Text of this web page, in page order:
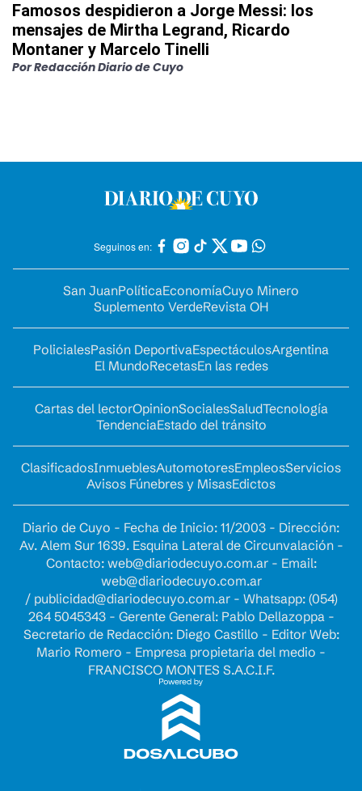
Famosos despidieron a Jorge Messi: los
mensajes de Mirtha Legrand, Ricardo
Montaner y Marcelo Tinelli
PorRedacción Diario de Cuyo
Seguinos en:
San JuanPolíticaEconomíaCuyo Minero
Suplemento VerdeRevista OH
PolicialesPasión DeportivaEspectáculosArgentina
El MundoRecetasEn las redes
Cartas del lectorOpinionSocialesSaludTecnología
TendenciaEstado del tránsito
ClasificadosInmueblesAutomotoresEmpleosServicios
Avisos Fúnebres y MisasEdictos
Diario de Cuyo - Fecha de Inicio: 11/2003 - Dirección:
Av. Alem Sur 1639. Esquina Lateral de Circunvalación -
Contacto: web@diariodecuyo.com.ar- Email:
web@diariodecuyo.com.ar
/ publicidad@diariodecuyo.com.ar- Whatsapp: (054)
264 5045343 - Gerente General: Pablo Dellazoppa -
Secretario de Redacción: Diego Castillo - Editor Web:
Mario Romero - Empresa propietaria del medio -
FRANCISCO MONTES S.A.C.I.F.